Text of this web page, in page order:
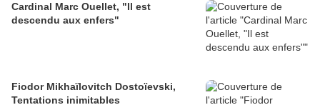
Cardinal Marc Ouellet, "Il est
descendu aux enfers"
Fiodor Mikhaïlovitch Dostoïevski,
Tentations inimitables